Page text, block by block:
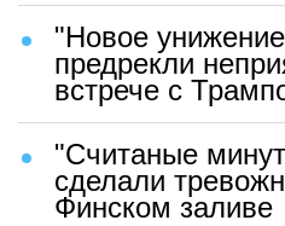
"Новое
предрекли
встрече с
"Считаные
сделали
Финском заливе